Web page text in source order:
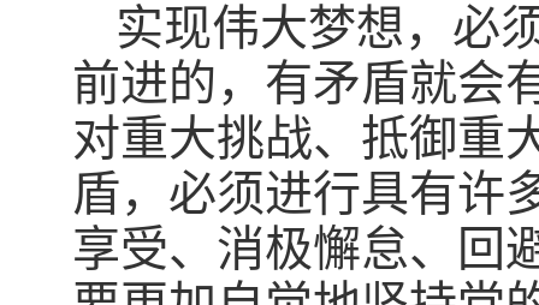
实现伟大梦想，必
前进的，有矛盾就会
对重大挑战、抵御重
盾，必须进行具有许
享受、消极懈怠、回